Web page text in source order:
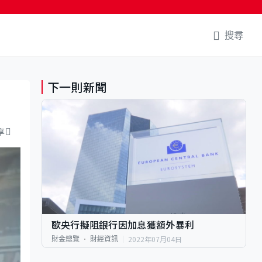
搜尋
下一則新聞
歐央行擬阻銀行因加息獲額外暴利
財金總覽 財經資訊 2022年07月04日